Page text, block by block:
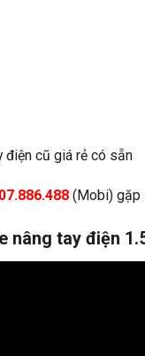
điện cũ giá rẻ có sẵn
(Mobi) gặp
nâng tay điện